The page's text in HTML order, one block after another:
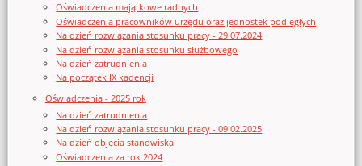
Oświadczenia majątkowe radnych
Oświadczenia pracowników urzędu oraz jednostek podległych
Na dzień rozwiązania stosunku pracy - 29.07.2024
Na dzień rozwiązania stosunku służbowego
Na dzień zatrudnienia
Na początek IX kadencji
Oświadczenia - 2025 rok
Na dzień zatrudnienia
Na dzień rozwiązania stosunku pracy - 09.02.2025
Na dzień objęcia stanowiska
Oświadczenia za rok 2024